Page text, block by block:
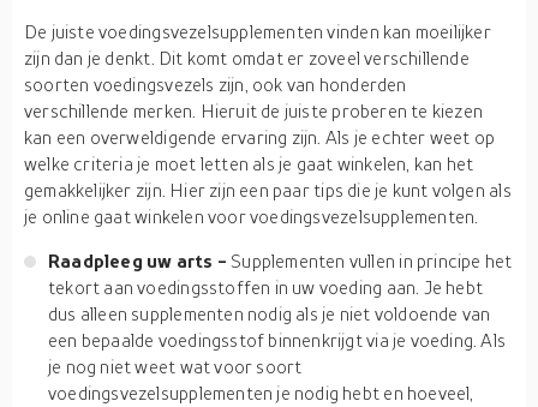
De juiste voedingsvezelsupplementen vinden kan moeilijker
zijn dan je denkt. Dit komt omdat er zoveel verschillende
soorten voedingsvezels zijn, ook van honderden
verschillende merken. Hieruit de juiste proberen te kiezen
kan een overweldigende ervaring zijn. Als je echter weet op
welke criteria je moet letten als je gaat winkelen, kan het
gemakkelijker zijn. Hier zijn een paar tips die je kunt volgen als
je online gaat winkelen voor voedingsvezelsupplementen.
Raadpleeg uw arts -Supplementen vullen in principe het
tekort aan voedingsstoffen in uw voeding aan. Je hebt
dus alleen supplementen nodig als je niet voldoende van
een bepaalde voedingsstof binnenkrijgt via je voeding. Als
je nog niet weet wat voor soort
voedingsvezelsupplementen je nodig hebt en hoeveel,